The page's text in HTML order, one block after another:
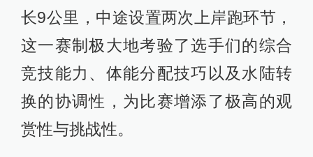
长9公里，中途设置两次上岸跑环节，
这一赛制极大地考验了选手们的综合
竞技能力、体能分配技巧以及水陆转
换的协调性，为比赛增添了极高的观
赏性与挑战性。